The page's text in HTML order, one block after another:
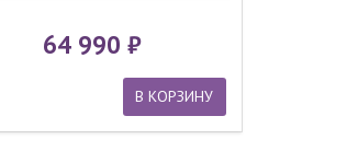
64 990
В КОРЗИНУ